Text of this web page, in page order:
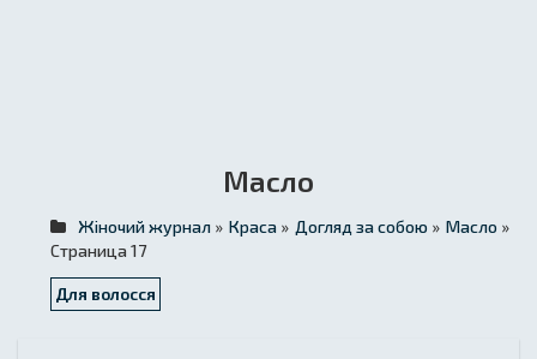
Масло
Жіночий журнал » Краса » Догляд за собою » Масло »
Страница 17
Для волосся